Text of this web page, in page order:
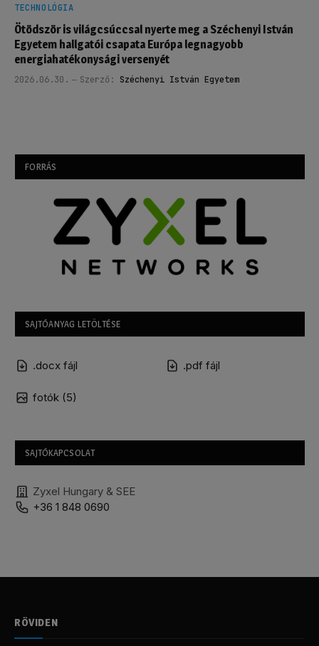
TECHNOLÓGIA
Ötödször is világcsúccsal nyerte meg a Széchenyi István
Egyetem hallgatói csapata Európa legnagyobb
energiahatékonysági versenyét
2026.06.30. Szerző: Széchenyi István Egyetem
FORRÁS
SAJTÓANYAG LETÖLTÉSE
.docx fájl .pdf fájl
fotók (5)
SAJTÓKAPCSOLAT
Zyxel Hungary & SEE
+36 1 848 0690
RÖVIDEN